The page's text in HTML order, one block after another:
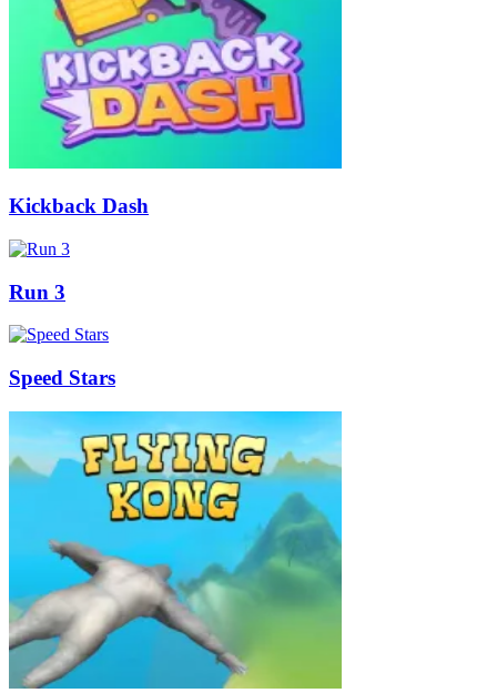
Kickback Dash
Run 3
Speed Stars